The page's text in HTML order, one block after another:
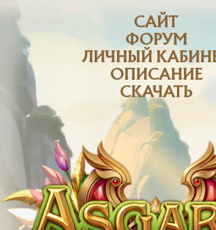
САЙТ
ФОРУМ
ЛИЧНЫЙ
ОПИСАНИЕ
СКАЧАТЬ